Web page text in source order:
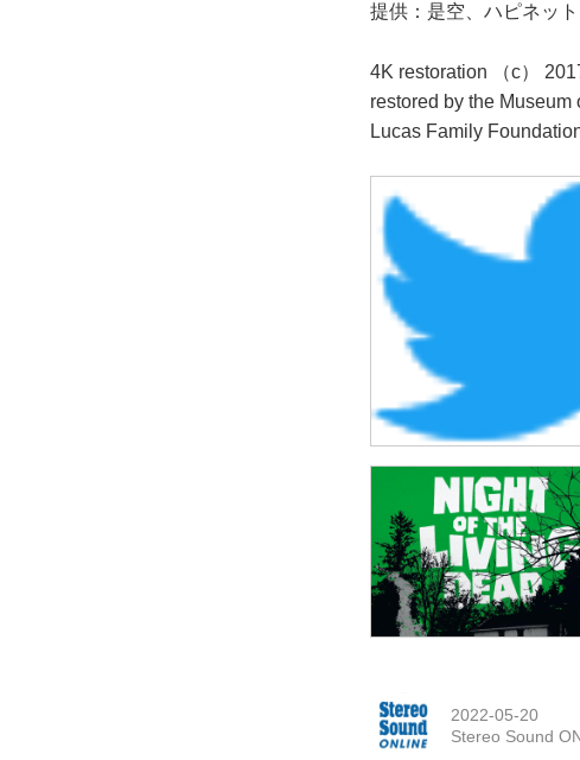
提供：是空、ハピネッ
4K restoration （c）
restored by the
Lucas Family
2022-05-20
Stereo Sound